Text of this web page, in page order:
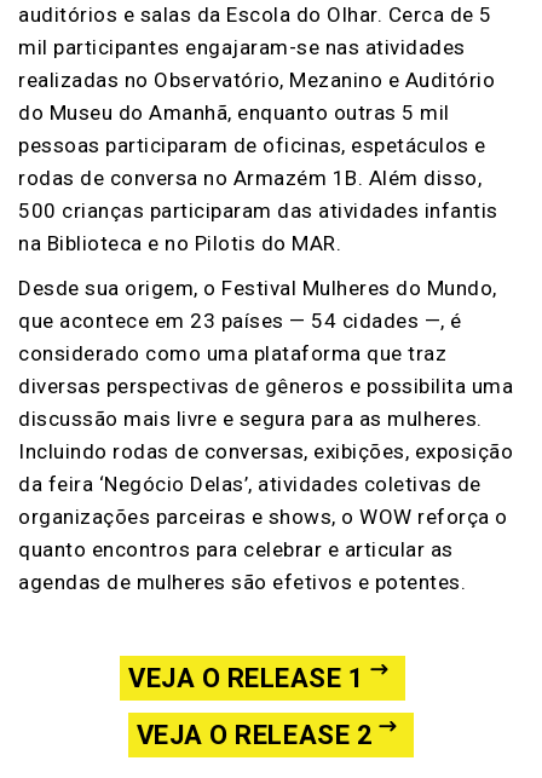
auditórios e salas da Escola do Olhar. Cerca de 5
mil participantes engajaram-se nas atividades
realizadas no Observatório, Mezanino e Auditório
do Museu do Amanhã, enquanto outras 5 mil
pessoas participaram de oficinas, espetáculos e
rodas de conversa no Armazém 1B. Além disso,
500 crianças participaram das atividades infantis
na Biblioteca e no Pilotis do MAR.
Desde sua origem, o Festival Mulheres do Mundo,
que acontece em 23 países — 54 cidades —, é
considerado como uma plataforma que traz
diversas perspectivas de gêneros e possibilita uma
discussão mais livre e segura para as mulheres.
Incluindo rodas de conversas, exibições, exposição
da feira ‘Negócio Delas’, atividades coletivas de
organizações parceiras e shows, o WOW reforça o
quanto encontros para celebrar e articular as
agendas de mulheres são efetivos e potentes.
VEJA O RELEASE 1
VEJA O RELEASE 2